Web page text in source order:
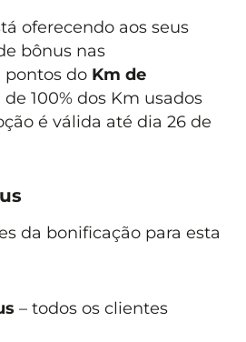
oferecendo aos seus
bônus nas
pontos do Km de
de 100% dos Km usados
é válida até dia 26 de
da bonificação para esta
– todos os clientes